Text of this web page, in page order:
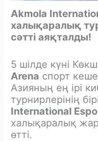
Akmola
халықаралық
сәтті аяқталды!
5 шілде күні
Arena спорт
Азияның ең ірі
турнирлерінің
International
халықаралық
өтті.